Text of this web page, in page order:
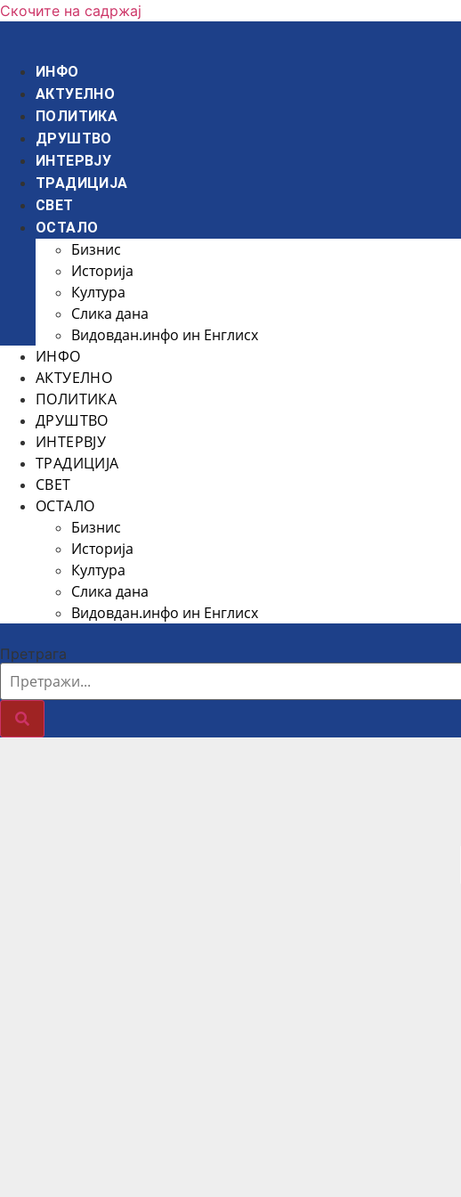
Скочите на садржај
ИНФО
АКТУЕЛНО
ПОЛИТИКА
ДРУШТВО
ИНТЕРВЈУ
ТРАДИЦИЈА
СВЕТ
ОСТАЛО
Бизнис
Историја
Култура
Слика дана
Видовдан.инфо ин Енглисх
ИНФО
АКТУЕЛНО
ПОЛИТИКА
ДРУШТВО
ИНТЕРВЈУ
ТРАДИЦИЈА
СВЕТ
ОСТАЛО
Бизнис
Историја
Култура
Слика дана
Видовдан.инфо ин Енглисх
Претрага